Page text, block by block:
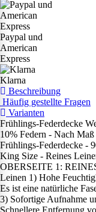
Paypal und
American
Express
Klarna
Beschreibung
Häufig gestellte Fragen
Varianten
Frühlings-Federdecke
10% Federn - Nach
Frühlings-Federdecke -
King Size - Reines
OBERSEITE 1:
Leinen 1) Hohe
Es ist eine natürliche
3) Sofortige Aufnahme
Schnellere Entfernung